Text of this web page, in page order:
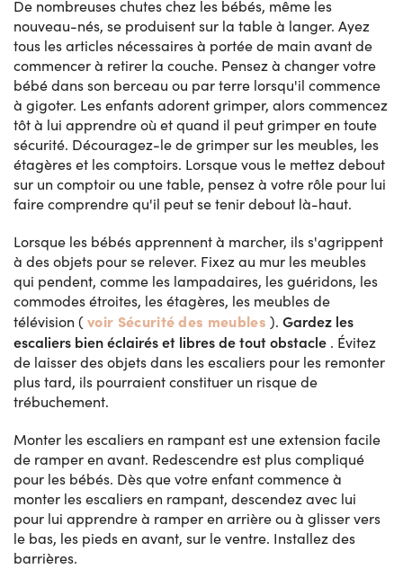
De nombreuses chutes chez les bébés, même les
nouveau-nés, se produisent sur la table à langer. Ayez
tous les articles nécessaires à portée de main avant de
commencer à retirer la couche. Pensez à changer votre
bébé dans son berceau ou par terre lorsqu'il commence
à gigoter. Les enfants adorent grimper, alors commencez
tôt à lui apprendre où et quand il peut grimper en toute
sécurité. Découragez-le de grimper sur les meubles, les
étagères et les comptoirs. Lorsque vous le mettez debout
sur un comptoir ou une table, pensez à votre rôle pour lui
faire comprendre qu'il peut se tenir debout là-haut.
Lorsque les bébés apprennent à marcher, ils s'agrippent
à des objets pour se relever. Fixez au mur les meubles
qui pendent, comme les lampadaires, les guéridons, les
commodes étroites, les étagères, les meubles de
télévision (voir Sécurité des meubles ). Gardez les
escaliers bien éclairés et libres de tout obstacle . Évitez
de laisser des objets dans les escaliers pour les remonter
plus tard, ils pourraient constituer un risque de
trébuchement.
Monter les escaliers en rampant est une extension facile
de ramper en avant. Redescendre est plus compliqué
pour les bébés. Dès que votre enfant commence à
monter les escaliers en rampant, descendez avec lui
pour lui apprendre à ramper en arrière ou à glisser vers
le bas, les pieds en avant, sur le ventre. Installez des
barrières.